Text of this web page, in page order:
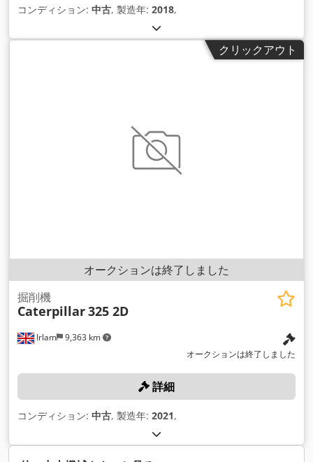
コンディション: 中古, 製造年: 2018,
クリックアウト
オークションは終了しました
Irlam 9,363 km
掘削機
Caterpillar325 2D
オークションは終了しました
詳細
コンディション: 中古, 製造年: 2021,